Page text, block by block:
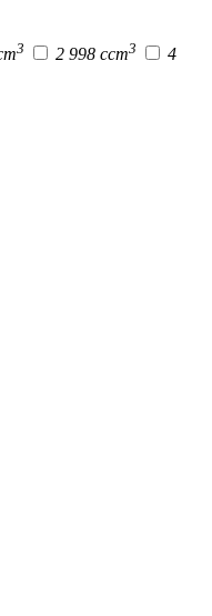
3 2 998 ccm3
4